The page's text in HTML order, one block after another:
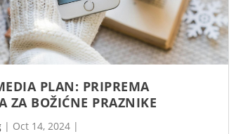
PLAN: PRIPREMA
ZA BOŽIĆNE PRAZNIKE
| Oct 14, 2024 |